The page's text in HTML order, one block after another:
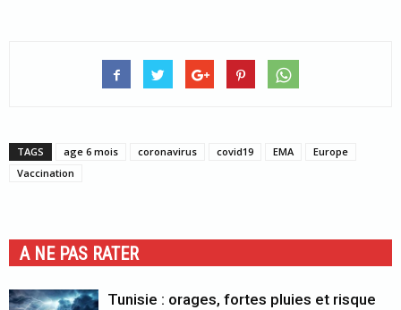
TAGS age 6 mois coronavirus covid19 EMA
Europe
Vaccination
A NE PAS RATER
Tunisie : orages, fortes pluies et risque